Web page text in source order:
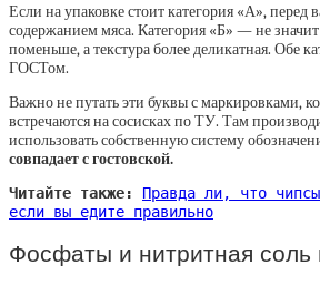
Если на упаковке стоит категория «А», перед
содержанием мяса. Категория «Б» — не
поменьше, а текстура более деликатная. Обе
ГОСТом.
Важно не путать эти буквы с маркировками,
встречаются на сосисках по ТУ. Там
использовать собственную систему
совпадает с гостовской.
Читайте также:
Правда ли, что
если вы едите правильно
Фосфаты и нитритная соль